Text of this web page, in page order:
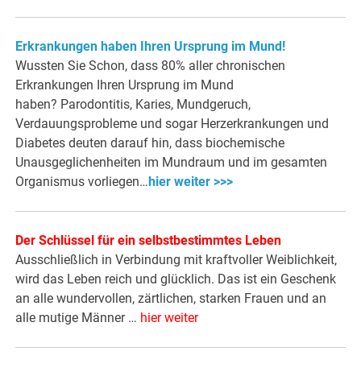
Erkrankungen haben Ihren Ursprung im Mund!
Wussten Sie Schon, dass 80% aller chronischen
Erkrankungen Ihren Ursprung im Mund
haben? Parodontitis, Karies, Mundgeruch,
Verdauungsprobleme und sogar Herzerkrankungen und
Diabetes deuten darauf hin, dass biochemische
Unausgeglichenheiten im Mundraum und im gesamten
Organismus vorliegen… hier weiter >>>
Der Schlüssel für ein selbstbestimmtes Leben
Ausschließlich in Verbindung mit kraftvoller Weiblichkeit,
wird das Leben reich und glücklich. Das ist ein Geschenk
an alle wundervollen, zärtlichen, starken Frauen und an
alle mutige Männer … hier weiter